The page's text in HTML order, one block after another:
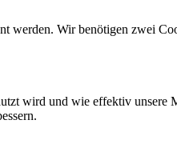
werden. Wir benötigen zwei
wird und wie effektiv